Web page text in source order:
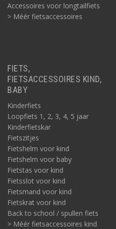
Accessoires voor longtailfiets
> Méér fietsaccessoires
FIETS,
FIETSACCESSOIRES KIND,
BABY
Kinderfiets
Loopfiets 1, 2, 3, 4, 5 jaar
Kinderfietskar
Fietszitjes
Fietshelm voor kind
Fietshelm voor baby
Fietstas voor kind
Fietsslot voor kind
Fietsmand voor kind
Fietskrat voor kind
Back to school / spullen fiets
> Méér fietsaccessoires kind